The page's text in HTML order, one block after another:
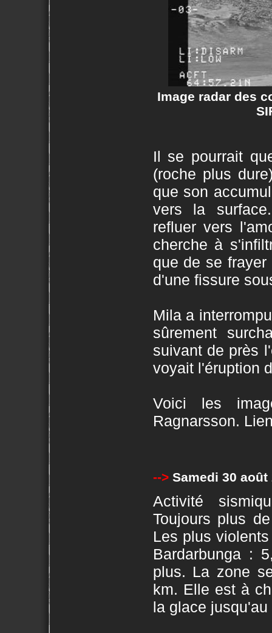
Image radar des
Il se pourrait
(roche plus
que son
vers la
refluer vers
cherche à
que de se
d'une fissure
Mila a
sûrement
suivant de près
voyait l'éruption
Voici les
Ragnarsson.
-->Samedi 30 août
Activité
Toujours plus
Les plus
Bardarbunga :
plus. La zone
km. Elle est à
la glace